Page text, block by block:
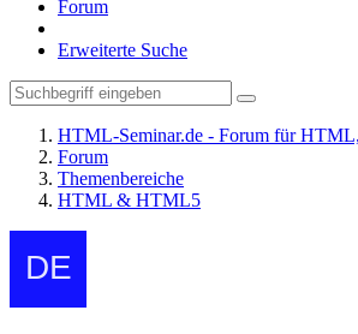
Forum
Erweiterte Suche
HTML-Seminar.de - Forum für
Forum
Themenbereiche
HTML & HTML5